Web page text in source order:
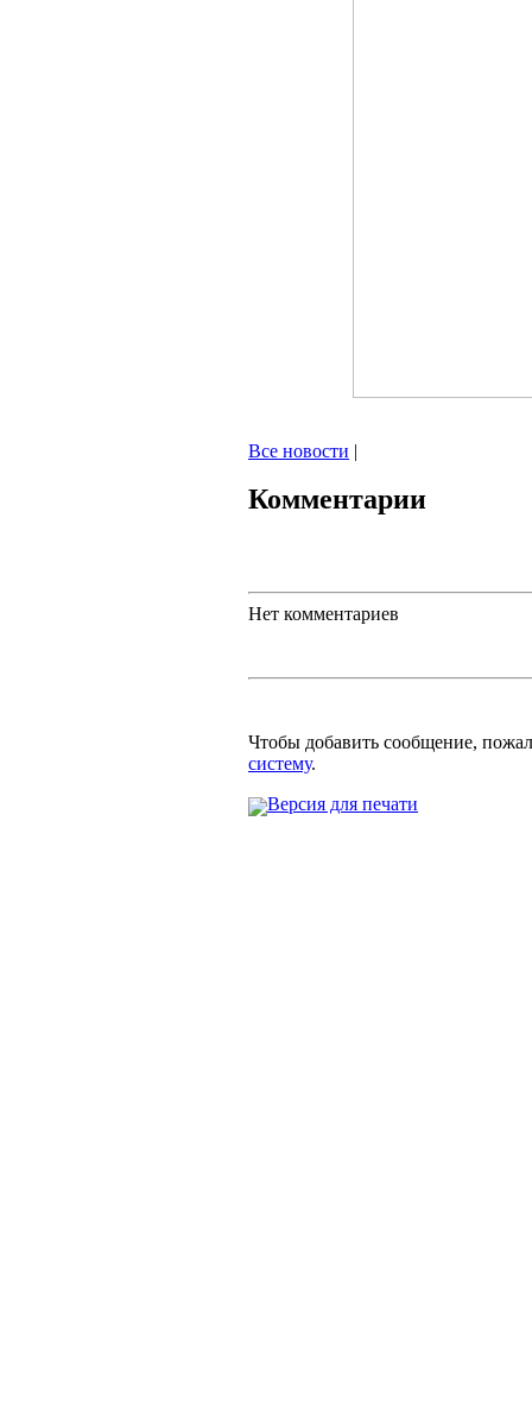
Все новости |
Комментарии
Нет комментариев
Чтобы добавить сообщение,
систему.
Версия для печати